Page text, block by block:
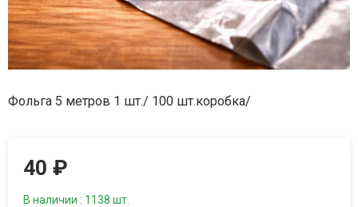
Фольга 5 метров 1 шт./ 100 шт.коробка/
40₽
В наличии : 1138 шт.